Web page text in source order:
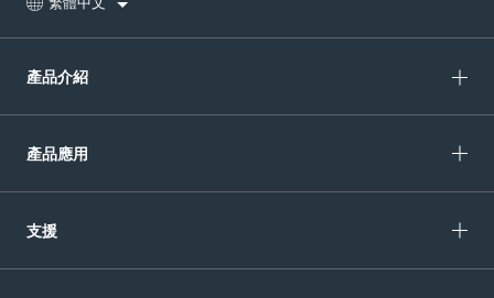
產品介紹
產品應用
支援